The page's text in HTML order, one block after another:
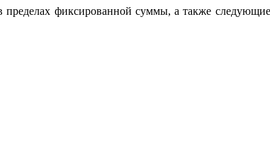
фиксированной суммы, а также